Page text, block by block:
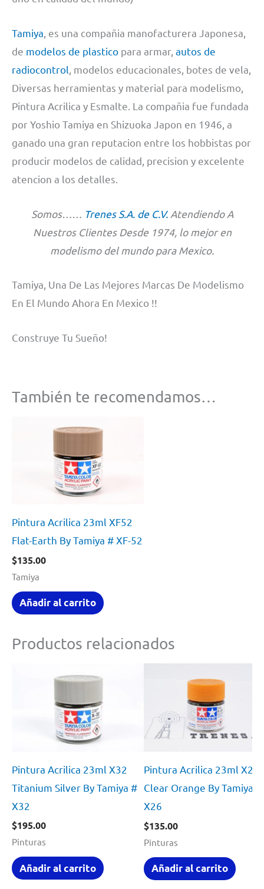
Tamiya , es una compañia manofacturera Japonesa,
de modelos de plastico para armar, autos de
radiocontrol , modelos educacionales, botes de vela,
Diversas herramientas y material para modelismo,
Pintura Acrilica y Esmalte. La compañia fue fundada
por Yoshio Tamiya en Shizuoka Japon en 1946, a
ganado una gran reputacion entre los hobbistas por
producir modelos de calidad, precision y excelente
atencion a los detalles.
Somos…… Trenes S.A. de C.V.Atendiendo A
Nuestros Clientes Desde 1974, lo mejor en
modelismo del mundo para Mexico.
Tamiya, Una De Las Mejores Marcas De Modelismo
En El Mundo Ahora En Mexico !!
Construye Tu Sueño!
También te recomendamos…
Pintura Acrilica 23ml XF52
Flat-Earth By Tamiya # XF-52
$135.00
Tamiya
Añadir al carrito
Productos relacionados
Pintura Acrilica 23ml X32
Titanium Silver By Tamiya #
X32
$195.00
Pinturas
Añadir al carrito
Pintura Acrilica 23ml X26
Clear Orange By Tamiya #
X26
$135.00
Pinturas
Añadir al carrito